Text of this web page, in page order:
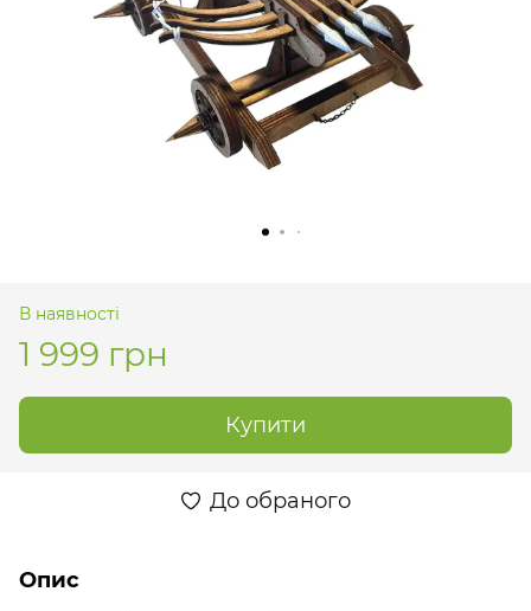
В наявності
1 999 грн
Купити
До обраного
Опис